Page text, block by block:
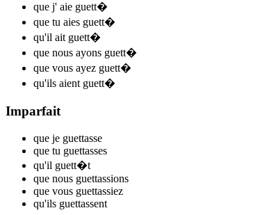
que j' aie guett�
que tu aies guett�
qu'il ait guett�
que nous ayons guett�
que vous ayez guett�
qu'ils aient guett�
Imparfait
que je guettasse
que tu guettasses
qu'il guett�t
que nous guettassions
que vous guettassiez
qu'ils guettassent